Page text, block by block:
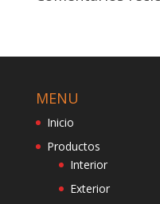
MENU
Inicio
Productos
Interior
Exterior